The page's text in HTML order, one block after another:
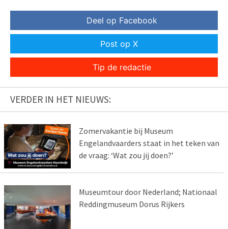
Deel op Facebook
Post op X
Tip de redactie
VERDER IN HET NIEUWS:
Zomervakantie bij Museum
Engelandvaarders staat in het teken van
de vraag: ‘Wat zou jij doen?’
Museumtour door Nederland; Nationaal
Reddingmuseum Dorus Rijkers